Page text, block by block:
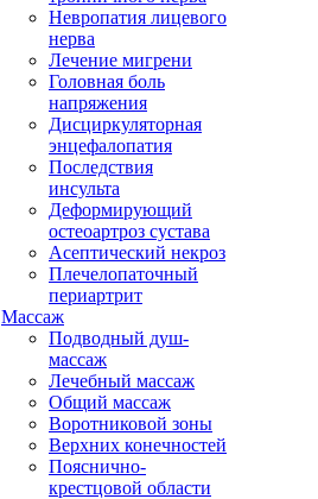
Невропатия лицевого
нерва
Лечение мигрени
Головная боль
напряжения
Дисциркуляторная
энцефалопатия
Последствия
инсульта
Деформирующий
остеоартроз сустава
Асептический некроз
Плечелопаточный
периартрит
Массаж
Подводный душ-
массаж
Лечебный массаж
Общий массаж
Воротниковой зоны
Верхних конечностей
Пояснично-
крестцовой области